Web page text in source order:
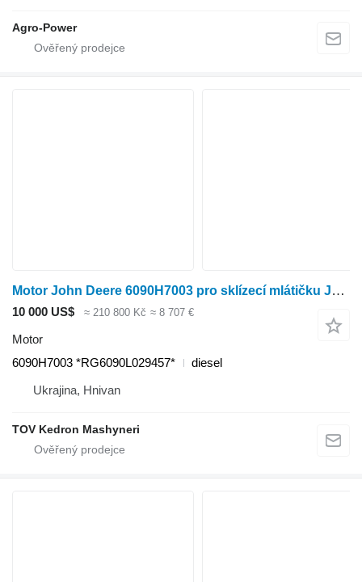
Agro-Power
Motor John Deere 6090H7003 pro sklízecí mlátičku John Deere T660
10 000 US$ ≈ 210 800 Kč ≈ 8 707 €
Motor
6090H7003 *RG6090L029457*
diesel
Ukrajina, Hnivan
TOV Kedron Mashyneri